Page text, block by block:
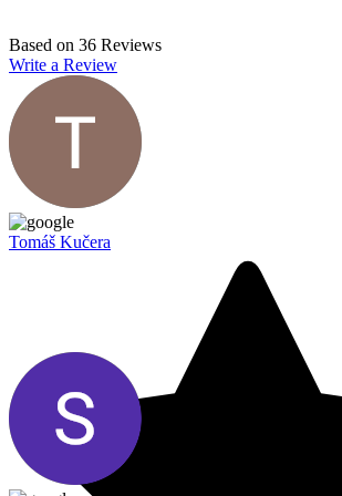
Based on 36 Reviews
Write a Review
Tomáš Kučera